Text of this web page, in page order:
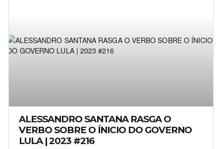
ALESSANDRO SANTANA RASGA O
VERBO SOBRE O ÍNICIO DO GOVERNO
LULA | 2023 #216